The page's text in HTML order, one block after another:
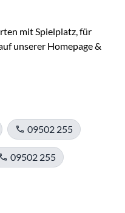
mit Spielplatz, für
unserer Homepage &
09502 255
09502 255